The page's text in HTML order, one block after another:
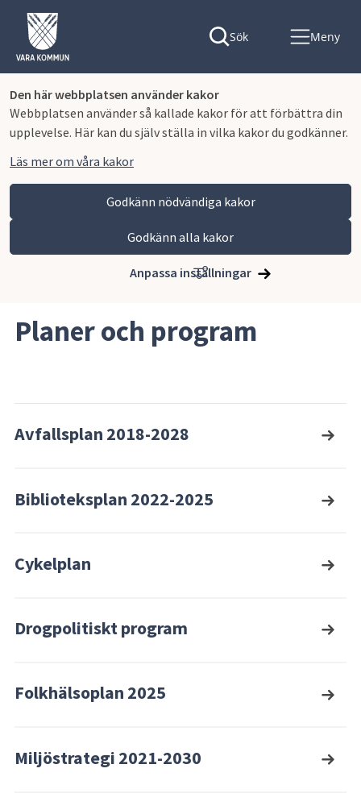
Den här webbplatsen använder kakor
Webbplatsen använder så kallade kakor för att förbättra din
upplevelse. Här kan du själv ställa in vilka kakor du godkänner.
Läs mer om våra kakor
Godkänn nödvändiga kakor
Godkänn alla kakor
Anpassa inställningar
Sök Meny
Vara kommun
Kommun och politik
Vår organisation och verksamhet
Planer och program
Avfallsplan 2018-2028
Biblioteksplan 2022-2025
Cykelplan
Drogpolitiskt program
Folkhälsoplan 2025
Miljöstrategi 2021-2030